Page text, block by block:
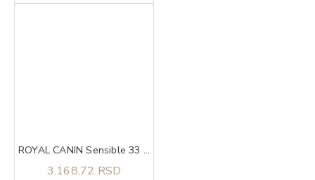
ROYAL CANIN Sensible 33 2kg
3.168,72 RSD